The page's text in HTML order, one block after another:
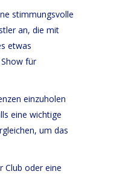
stimmungsvolle
an, die mit
etwas
für
einzuholen
eine wichtige
um das
Club oder eine